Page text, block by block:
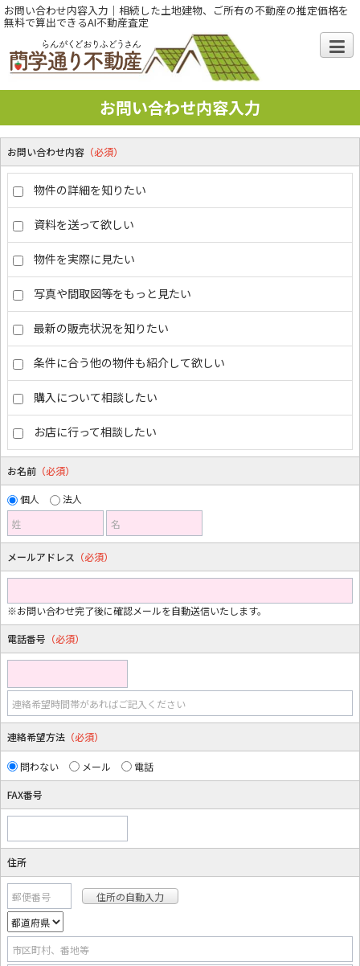
お問い合わせ内容入力｜相続した土地建物、ご所有の不動産の推定価格を
無料で算出できるAI不動産査定
お問い合わせ内容入力
お問い合わせ内容 （必須）
物件の詳細を知りたい
資料を送って欲しい
物件を実際に見たい
写真や間取図等をもっと見たい
最新の販売状況を知りたい
条件に合う他の物件も紹介して欲しい
購入について相談したい
お店に行って相談したい
お名前 （必須）
個人
法人
姓
名
メールアドレス （必須）
※お問い合わせ完了後に確認メールを自動送信いたします。
電話番号 （必須）
連絡希望時間帯があればご記入ください
連絡希望方法 （必須）
問わない メール 電話
FAX番号
住所
郵便番号
市区町村、番地等